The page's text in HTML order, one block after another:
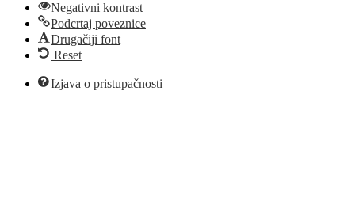
Negativni kontrast
Podcrtaj poveznice
Drugačiji font
Reset
Izjava o pristupačnosti